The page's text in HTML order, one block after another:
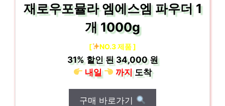
재로우포뮬라 엠에스엠 파우더 1
개 1000g
[ NO.3 제품 ]
31%할인 된34,000 원
내일
까지도착
구매 바로가기